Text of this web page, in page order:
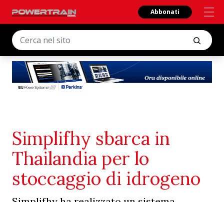
Abbonati
Simplifhy sbarca in
Thailandia per lo
stoccaggio di idrogeno